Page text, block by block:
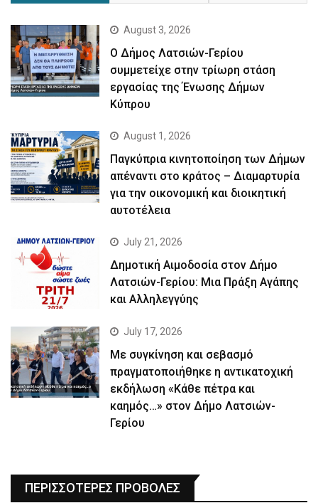
August 3, 2026
Ο Δήμος Λατσιών-Γερίου
συμμετείχε στην τρίωρη στάση
εργασίας της Ένωσης Δήμων
Κύπρου
August 1, 2026
Παγκύπρια κινητοποίηση των Δήμων
απέναντι στο κράτος – Διαμαρτυρία
για την οικονομική και διοικητική
αυτοτέλεια
July 21, 2026
Δημοτική Αιμοδοσία στον Δήμο
Λατσιών-Γερίου: Μια Πράξη Αγάπης
και Αλληλεγγύης
July 17, 2026
Με συγκίνηση και σεβασμό
πραγματοποιήθηκε η αντικατοχική
εκδήλωση «Κάθε πέτρα και
καημός…» στον Δήμο Λατσιών-
Γερίου
ΠΕΡΙΣΣΟΤΕΡΕΣ ΠΡΟΒΟΛΕΣ